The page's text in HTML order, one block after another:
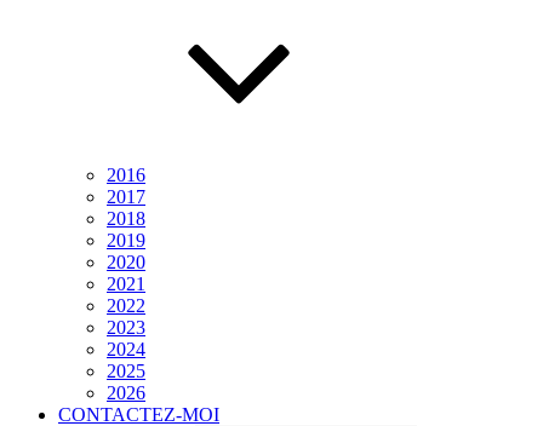
2016
2017
2018
2019
2020
2021
2022
2023
2024
2025
2026
CONTACTEZ-MOI